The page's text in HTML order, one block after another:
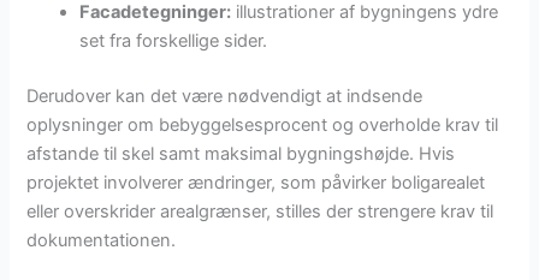
Facadetegninger: illustrationer af bygningens ydre
set fra forskellige sider.
Derudover kan det være nødvendigt at indsende
oplysninger om bebyggelsesprocent og overholde krav til
afstande til skel samt maksimal bygningshøjde. Hvis
projektet involverer ændringer, som påvirker boligarealet
eller overskrider arealgrænser, stilles der strengere krav til
dokumentationen.